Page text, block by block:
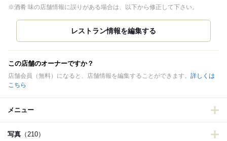
※酒肴 味の店舗情報に誤りがある場合は、以下から修正して下さい。
この店舗のオーナーですか？
店舗会員（無料）になると、店舗情報を編集することができます。 詳しくは
こちら
メニュー
写真 （210）